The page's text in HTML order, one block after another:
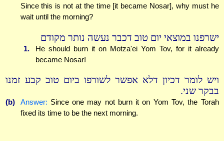
Since this is not at the time [it became Nosar], why must he
wait until the morning?
ישרפנו במוצאי יום טוב דכבר נעשה נותר מקודם
1.
He should burn it on Motza'ei Yom Tov, for it already
became Nosar!
ויש לומר דכיון דלא אפשר לשורפו ביום טוב קבע זמנו
בבקר שני.
(b) Answer: Since one may not burn it on Yom Tov, the Torah
fixed its time to be the next morning.